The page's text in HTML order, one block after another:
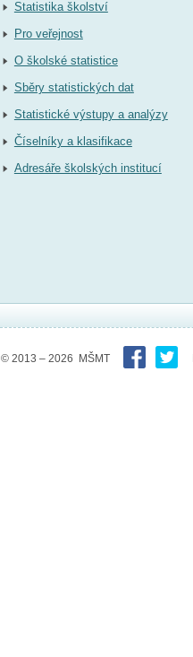
Statistika školství
Pro veřejnost
O školské statistice
Sběry statistických dat
Statistické výstupy a analýzy
Číselníky a klasifikace
Adresáře školských institucí
© 2013 – 2026 MŠMT